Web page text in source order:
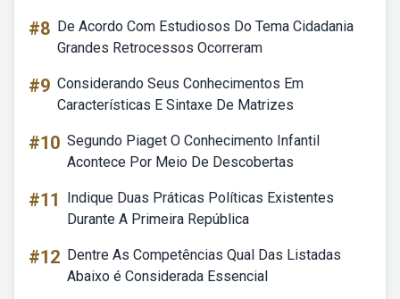
#8 De Acordo Com Estudiosos Do Tema Cidadania
Grandes Retrocessos Ocorreram
#9 Considerando Seus Conhecimentos Em
Características E Sintaxe De Matrizes
#10 Segundo Piaget O Conhecimento Infantil
Acontece Por Meio De Descobertas
#11
Indique Duas Práticas Políticas Existentes
Durante A Primeira República
#12 Dentre As Competências Qual Das Listadas
Abaixo é Considerada Essencial